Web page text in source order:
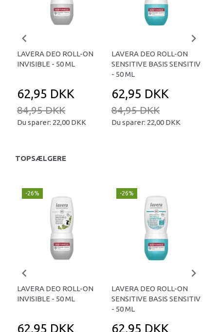
LAVERA DEO ROLL-ON
INVISIBLE - 50 ML
62,95 DKK
84,95 DKK
Du sparer: 22,00 DKK
LAVERA DEO ROLL-ON
SENSITIVE BASIS SENSITIV
- 50 ML
62,95 DKK
84,95 DKK
Du sparer: 22,00 DKK
TOPSÆLGERE
-26%
LAVERA DEO ROLL-ON
INVISIBLE - 50 ML
62,95 DKK
-26%
LAVERA DEO ROLL-ON
SENSITIVE BASIS SENSITIV
- 50 ML
62,95 DKK